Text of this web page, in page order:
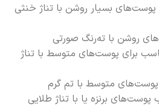
بسیار روشن با تناژ خنثی
روشن با ته‌رنگ صورتی
برای پوست‌های متوسط با تناژ
متوسط با تم گرم
برنزه یا با تناژ طلایی